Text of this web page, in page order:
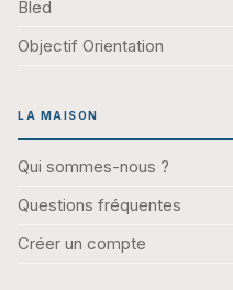
Bled
Objectif Orientation
LA MAISON
Qui sommes-nous ?
Questions fréquentes
Créer un compte